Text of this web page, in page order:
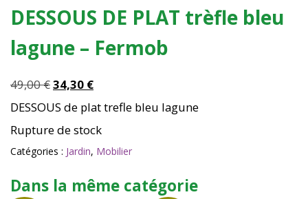
DESSOUS DE PLAT trèfle bleu
lagune – Fermob
49,00€Le
prix
initial
était :
49,00 €.
34,30 €Le
actuel
est :
34,30 €.
DESSOUS de plat trefle bleu lagune
Rupture de stock
Catégories : Jardin, Mobilier
Dans la même catégorie